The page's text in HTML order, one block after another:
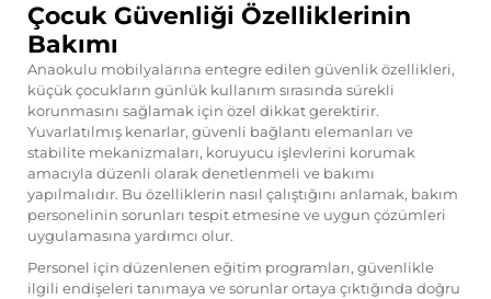
Çocuk Güvenliği Özelliklerinin
Bakımı
Anaokulu mobilyalarına entegre edilen güvenlik özellikleri,
küçük çocukların günlük kullanım sırasında sürekli
korunmasını sağlamak için özel dikkat gerektirir.
Yuvarlatılmış kenarlar, güvenli bağlantı elemanları ve
stabilite mekanizmaları, koruyucu işlevlerini korumak
amacıyla düzenli olarak denetlenmeli ve bakımı
yapılmalıdır. Bu özelliklerin nasıl çalıştığını anlamak, bakım
personelinin sorunları tespit etmesine ve uygun çözümleri
uygulamasına yardımcı olur.
Personel için düzenlenen eğitim programları, güvenlikle
ilgili endişeleri tanımaya ve sorunlar ortaya çıktığında doğru